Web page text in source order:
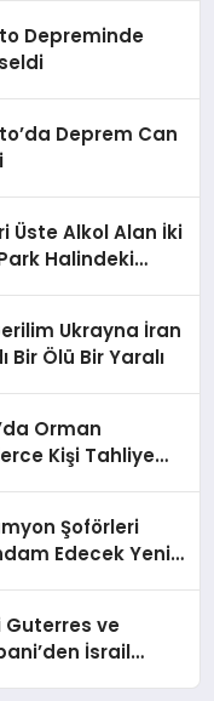
Depreminde
Deprem Can
Üste Alkol Alan İki
Halindeki
Ukrayna İran
Bir Ölü Bir Yaralı
Orman
Kişi Tahliye
Şoförleri
Edecek Yeni
Guterres ve
İsrail